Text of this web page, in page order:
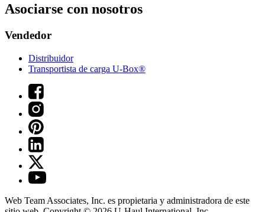
Asociarse con nosotros
Vendedor
Distribuidor
Transportista de carga U-Box®
Web Team Associates, Inc. es propietaria y administradora de este